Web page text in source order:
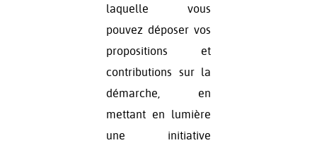
laquelle vous
pouvez déposer vos
propositions et
contributions sur la
démarche, en
mettant en lumière
une initiative